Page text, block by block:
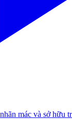
mác và sở hữu